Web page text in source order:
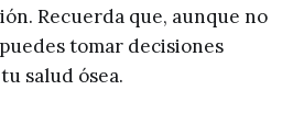
Recuerda que, aunque no
tomar decisiones
salud ósea.